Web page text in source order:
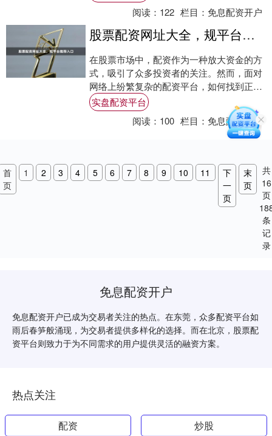
险与策略....
阅读： 122 栏目：免息配资开户
股票配资网址大全，规平台推荐入口
在股票市场中，配资作为一种放大资金的方
式，吸引了众多投资者的关注。然而，面对
网络上纷繁复杂的配资平台，如何找到正
规、安全的渠道成为关键。本文为您整理了
一份“股票....
实盘配资平台
阅读： 100 栏目：免息配资开户
首
页
1 2 3 4 5 6 7 8 9 10 11
下
一
页
末
页
共
16
页
条
记
录
免息配资开户
免息配资开户已成为交易者关注的热点。在东莞，众多配资平台如
雨后春笋般涌现，为交易者提供多样化的选择。而在北京，股票配
资平台则致力于为不同需求的用户提供灵活的融资方案。
热点关注
配资 炒股